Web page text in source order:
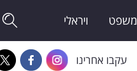
משפט ויראלי
עקבו אחרינו